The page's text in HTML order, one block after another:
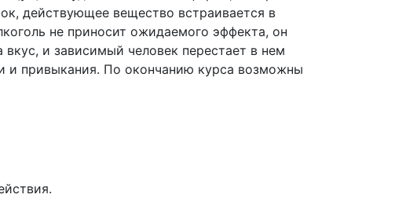
действующее вещество встраивается в
не приносит ожидаемого эффекта, он
и зависимый человек перестает в нем
и привыкания. По окончанию курса возможны